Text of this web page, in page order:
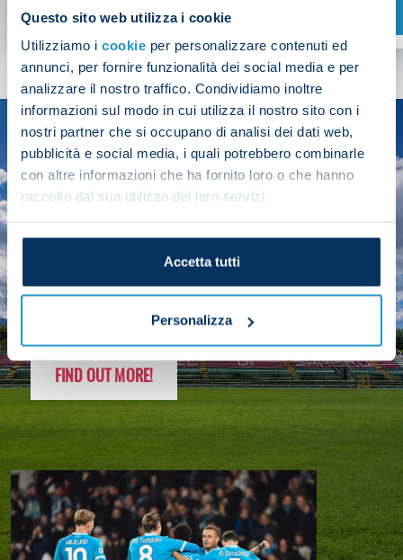
Questo sito web utilizza i cookie
Utilizziamo i cookie per personalizzare contenuti ed
annunci, per fornire funzionalità dei social media e per
analizzare il nostro traffico. Condividiamo inoltre
informazioni sul modo in cui utilizza il nostro sito con i
nostri partner che si occupano di analisi dei dati web,
pubblicità e social media, i quali potrebbero combinarle
con altre informazioni che ha fornito loro o che hanno
raccolto dal suo utilizzo dei loro servizi.
Accetta tutti
Personalizza
SHOP NOW
SEASON
2025/26
FOLLOW THE CHAMPS' JOURNEY
FIND OUT MORE!